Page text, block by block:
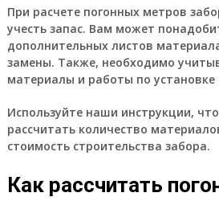
При расчете погонных метров
учесть запас. Вам может
дополнительных листов
замены. Также, необходимо
материалы и работы по установке
Используйте наши инструкции,
рассчитать количество
стоимость строительства забора.
Как рассчитать